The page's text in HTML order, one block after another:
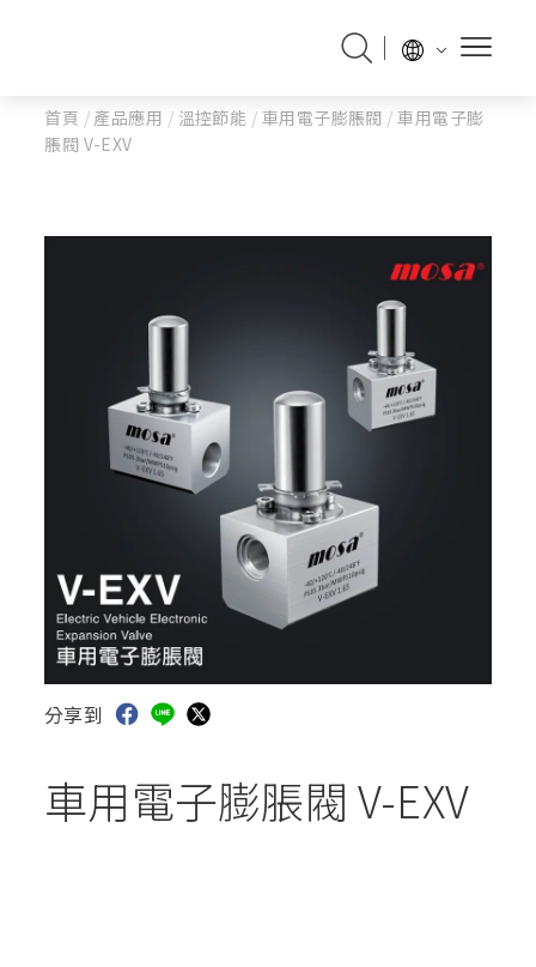
首頁 /產品應用 / 溫控節能 / 車用電子膨脹閥 / 車用電子膨
脹閥 V-EXV
分享到
車用電子膨脹閥 V-EXV